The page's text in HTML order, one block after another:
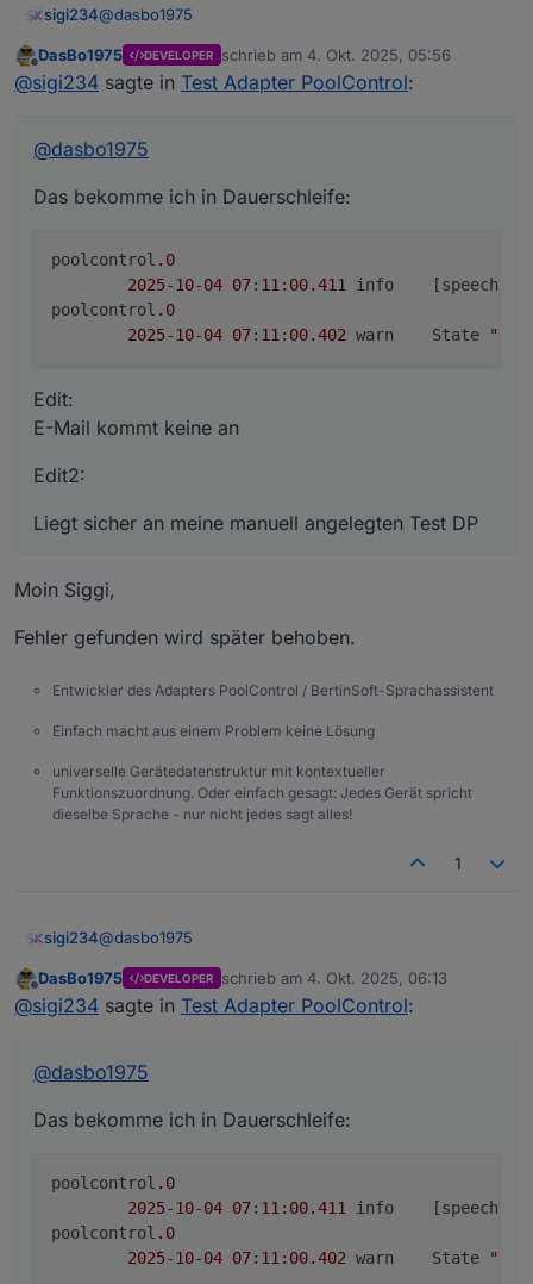
sigi234@dasbo1975
Das bekomme ich in Dauerschleife:
poolcontrol.0
Edit:
Edit2:
Offline
DasBo1975 DEVELOPER schrieb am 4. Okt. 2025, 05:56
zuletzt editiert von
@sigi234 sagte in Test Adapter PoolControl:
@dasbo1975
Das bekomme ich in Dauerschleife:
poolcontrol .0
2025-10-04 07: 11 : 00.411
info
poolcontrol .0
2025-10-04 07: 11 : 00.402
	warn	State
Edit:
E-Mail kommt keine an
Edit2:
Liegt sicher an meine manuell angelegten Test DP
Moin Siggi,
Fehler gefunden wird später behoben.
Entwickler des Adapters PoolControl / BertinSoft-Sprachassistent
Einfach macht aus einem Problem keine Lösung
universelle Gerätedatenstruktur mit kontextueller
Funktionszuordnung. Oder einfach gesagt: Jedes Gerät spricht
dieselbe Sprache - nur nicht jedes sagt alles!
1
sigi234@dasbo1975
Das bekomme ich in Dauerschleife:
poolcontrol.0
Edit:
Edit2:
Offline
DasBo1975 DEVELOPER schrieb am 4. Okt. 2025, 06:13
zuletzt editiert von
@sigi234 sagte in Test Adapter PoolControl:
@dasbo1975
Das bekomme ich in Dauerschleife:
poolcontrol .0
2025-10-04 07: 11 : 00.411
info
poolcontrol .0
2025-10-04 07: 11 : 00.402
	warn	State